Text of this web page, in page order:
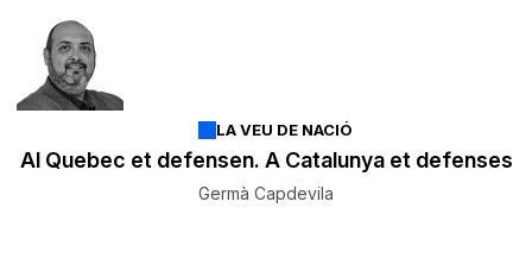
LA VEU DE NACIÓ
Al Quebec et defensen. A Catalunya et defenses
Germà Capdevila